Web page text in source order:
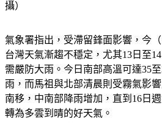
攝）
氣象署指出，受滯留鋒面影響，今
台灣天氣漸趨不穩定，尤其13日至
需嚴防大雨。今日南部高溫可達35
雨，而馬祖與北部清晨則受霧氣影
南移，中南部降雨增加，直到16日
轉為多雲到晴的好天氣。